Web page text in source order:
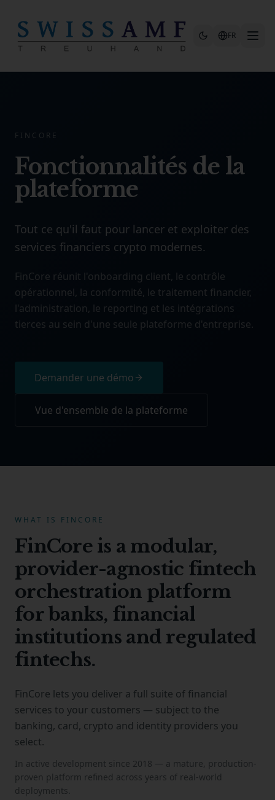
FR
FINCORE
Fonctionnalités de la
plateforme
Tout ce qu'il faut pour lancer et exploiter des
services financiers crypto modernes.
FinCore réunit l'onboarding client, le contrôle
opérationnel, la conformité, le traitement financier,
l'administration, le reporting et les intégrations
tierces au sein d'une seule plateforme d'entreprise.
Demander une démo
Vue d'ensemble de la plateforme
WHAT IS FINCORE
FinCore is a modular,
provider-agnostic fintech
orchestration platform
for banks, financial
institutions and regulated
fintechs.
FinCore lets you deliver a full suite of financial
services to your customers — subject to the
banking, card, crypto and identity providers you
select.
In active development since 2018 — a mature, production-
proven platform refined across years of real-world
deployments.